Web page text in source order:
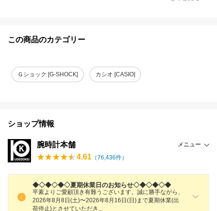
この商品のカテゴリー
Ｇショック [G-SHOCK] カシオ [CASIO]
ショップ情報
腕時計本舗 メニュー
4.61 （76,436件）
◆◇◆◇◆◇夏期休業日のお知らせ◇◆◇◆◇◆
平素よりご愛顧頂き有難うございます。誠に勝手ながら、
2026年8月8日(土)〜2026年8月16日(日)まで夏期休業(出
荷停止)とさせていただき